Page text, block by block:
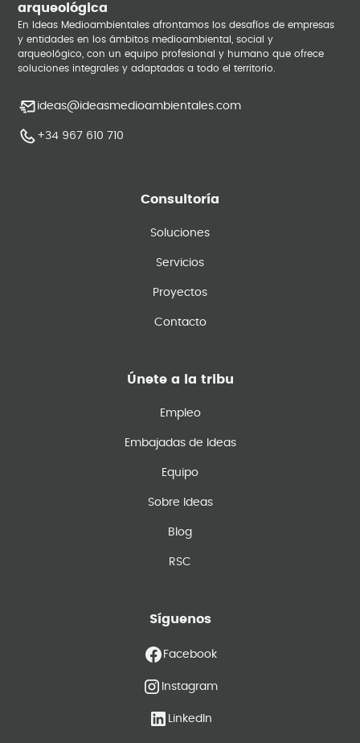
arqueológica
En Ideas Medioambientales afrontamos los desafíos de empresas
y entidades en los ámbitos medioambiental, social y
arqueológico, con un equipo profesional y humano que ofrece
soluciones integrales y adaptadas a todo el territorio.
ideas@ideasmedioambientales.com
+34 967 610 710
Consultoría
Soluciones
Servicios
Proyectos
Contacto
Únete a la tribu
Empleo
Embajadas de Ideas
Equipo
Sobre Ideas
Blog
RSC
Síguenos
Facebook
Instagram
LinkedIn